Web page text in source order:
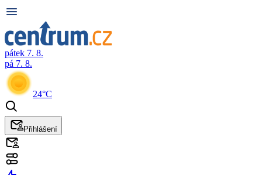
pátek 7. 8.
pá 7. 8.
24°C
Přihlášení